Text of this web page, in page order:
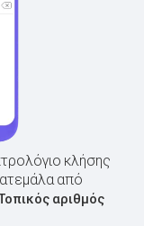
κλήσης
από
αριθμός